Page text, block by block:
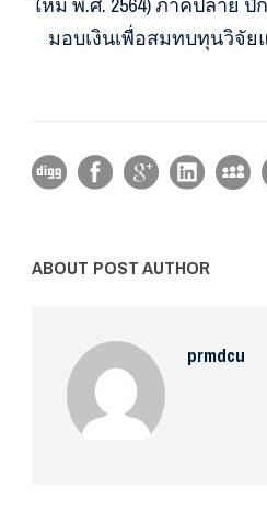
มอบเงินเพื่อสมทบทุนวิจั
ABOUT POST AUTHOR
prmdcu